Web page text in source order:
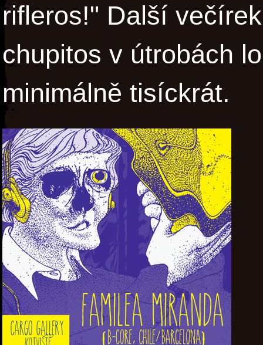
rifleros!" Další
chupitos v útrobách
minimálně tisíckrát.